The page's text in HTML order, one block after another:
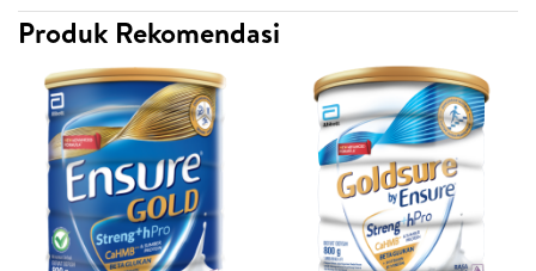
Produk Rekomendasi